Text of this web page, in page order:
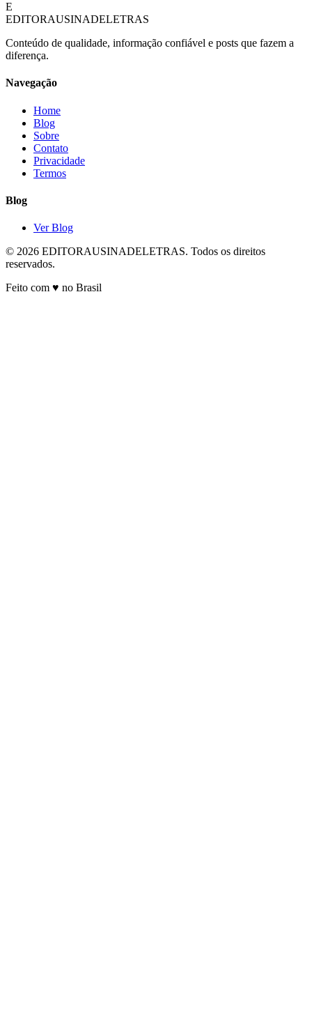
E
EDITORAUSINADELETRAS
Conteúdo de qualidade, informação confiável e posts que fazem a
diferença.
Navegação
Home
Blog
Sobre
Contato
Privacidade
Termos
Blog
Ver Blog
© 2026 EDITORAUSINADELETRAS. Todos os direitos
reservados.
Feito com ♥ no Brasil